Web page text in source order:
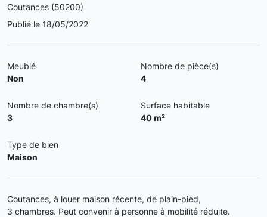
Coutances (50200)
Publié le 18/05/2022
Meublé
Non
Nombre de pièce(s)
4
Nombre de chambre(s)
3
Surface habitable
40 m²
Type de bien
Maison
Coutances, à louer maison récente, de plain-pied,
3 chambres. Peut convenir à personne à mobilité réduite.